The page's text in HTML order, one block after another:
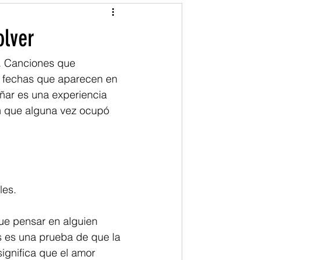
Canciones que
que aparecen en
es una experiencia
que alguna vez ocupó
pensar en alguien
es una prueba de que la
que el amor